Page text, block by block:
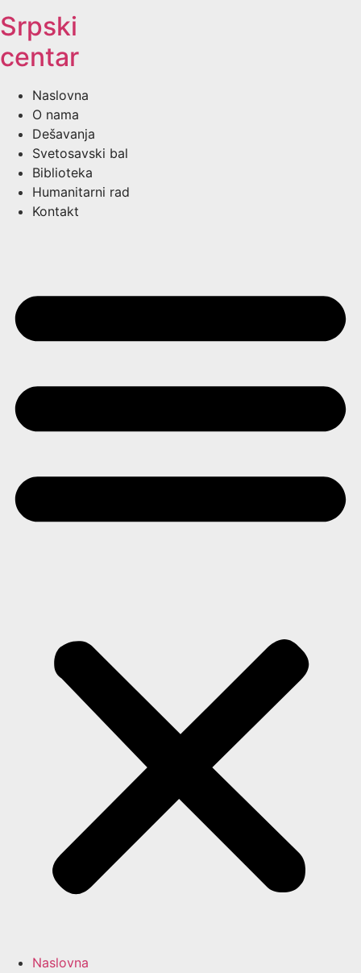
Srpski
centar
Naslovna
O nama
Dešavanja
Svetosavski bal
Biblioteka
Humanitarni rad
Kontakt
Naslovna